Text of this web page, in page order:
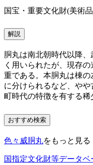
国宝・重要文化財(美術
解説
胴丸は南北朝時代以降
く用いられたが、現存
重である。本胴丸は棟
に分けられるなど、や
町時代の特徴を有する稀
おすすめ検索
色々威胴丸をもっと見る
国指定文化財等データベ